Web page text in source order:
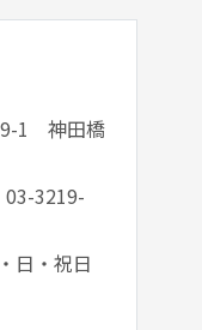
1 神田橋
03-3219-
日・祝日